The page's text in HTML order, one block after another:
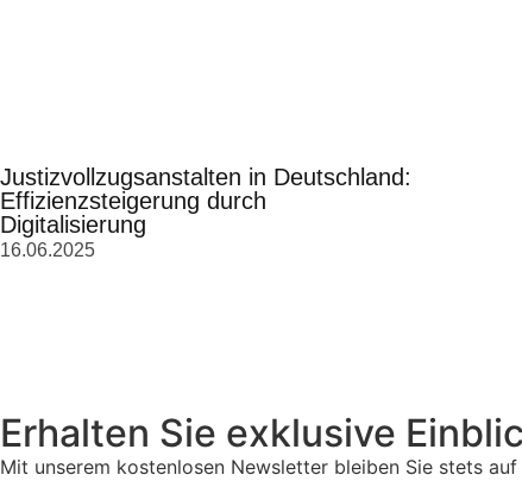
Justizvollzugsanstalten in Deutschland:
Effizienzsteigerung durch
Digitalisierung
16.06.2025
Erhalten Sie exklusive
Mit unserem kostenlosen Newsletter bleiben Sie stets auf